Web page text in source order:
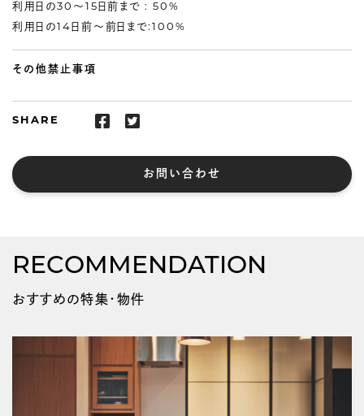
利用日の30〜15日前まで : 50%
利用日の14日前〜前日まで:100%
その他禁止事項
SHARE
お問い合わせ
RECOMMENDATION
おすすめの特集・物件